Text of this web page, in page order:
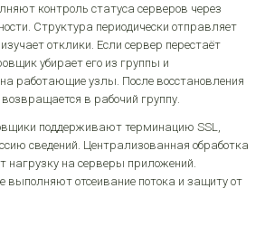
контроль статуса серверов через
Структура периодически отправляет
отклики. Если сервер перестаёт
убирает его из группы и
работающие узлы. После восстановления
в рабочий группу.
поддерживают терминацию SSL,
сведений. Централизованная обработка
нагрузку на серверы приложений.
отсеивание потока и защиту от